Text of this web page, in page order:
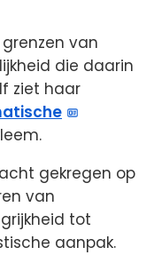
van
die daarin
ziet haar
gekregen op
van
tot
aanpak.